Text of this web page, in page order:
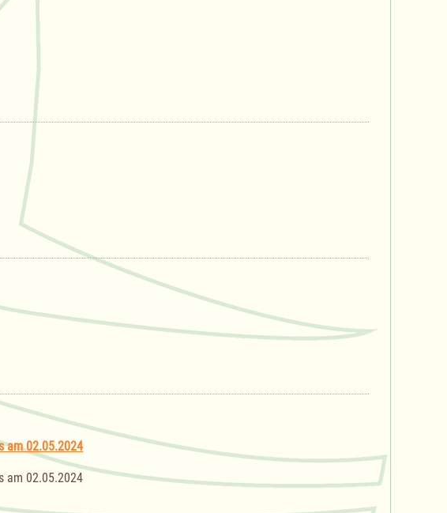
am 02.05.2024
am 02.05.2024